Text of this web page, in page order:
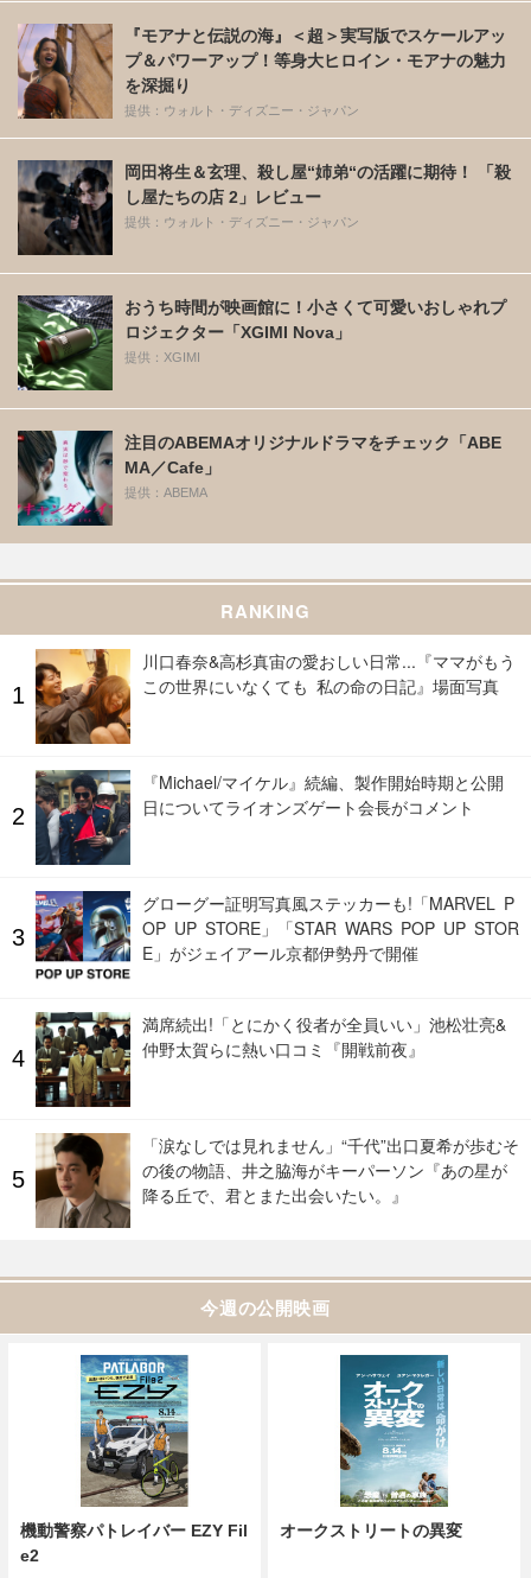
『モアナと伝説の海』＜超＞実写版でスケールアッ
プ＆パワーアップ！等身大ヒロイン・モアナの魅力
を深掘り
提供：ウォルト・ディズニー・ジャパン
岡田将生＆玄理、殺し屋“姉弟“の活躍に期待！ 「殺
し屋たちの店 2」レビュー
提供：ウォルト・ディズニー・ジャパン
おうち時間が映画館に！小さくて可愛いおしゃれプ
ロジェクター「XGIMI Nova」
提供：XGIMI
注目のABEMAオリジナルドラマをチェック「ABE
MA／Cafe」
提供：ABEMA
RANKING
川口春奈&高杉真宙の愛おしい日常...『ママがもう
この世界にいなくても 私の命の日記』場面写真
『Michael/マイケル』続編、製作開始時期と公開
日についてライオンズゲート会長がコメント
グローグー証明写真風ステッカーも!「MARVEL P
OP UP STORE」「STAR WARS POP UP STOR
E」がジェイアール京都伊勢丹で開催
満席続出!「とにかく役者が全員いい」池松壮亮&
仲野太賀らに熱い口コミ『開戦前夜』
「涙なしでは見れません」“千代”出口夏希が歩むそ
の後の物語、井之脇海がキーパーソン『あの星が
降る丘で、君とまた出会いたい。』
今週の公開映画
機動警察パトレイバー EZY Fil
e2
オークストリートの異変